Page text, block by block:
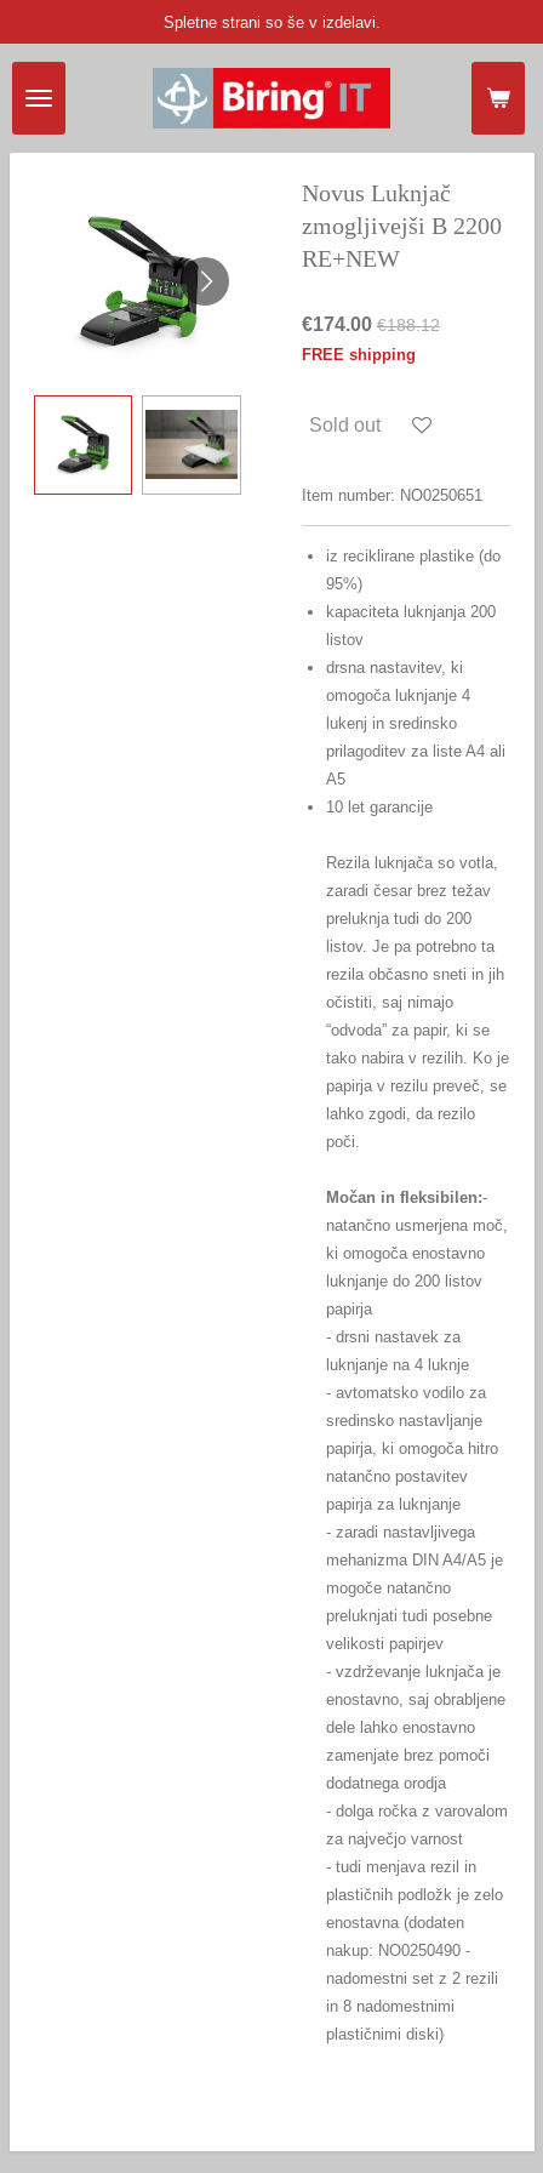
content
Spletne strani so še v izdelavi.
Novus Luknjač
zmogljivejši B 2200
RE+NEW
€174.00 €188.12
FREE shipping
Sold out
Item number: NO0250651
iz reciklirane plastike (do
95%)
kapaciteta luknjanja 200
listov
drsna nastavitev, ki
omogoča luknjanje 4
lukenj in sredinsko
prilagoditev za liste A4 ali
A5
10 let garancije
Rezila luknjača so votla,
zaradi česar brez težav
preluknja tudi do 200
listov. Je pa potrebno ta
rezila občasno sneti in jih
očistiti, saj nimajo
“odvoda” za papir, ki se
tako nabira v rezilih. Ko je
papirja v rezilu preveč, se
lahko zgodi, da rezilo
poči.
Močan in fleksibilen:-
natančno usmerjena moč,
ki omogoča enostavno
luknjanje do 200 listov
papirja
- drsni nastavek za
luknjanje na 4 luknje
- avtomatsko vodilo za
sredinsko nastavljanje
papirja, ki omogoča hitro
natančno postavitev
papirja za luknjanje
- zaradi nastavljivega
mehanizma DIN A4/A5 je
mogoče natančno
preluknjati tudi posebne
velikosti papirjev
- vzdrževanje luknjača je
enostavno, saj obrabljene
dele lahko enostavno
zamenjate brez pomoči
dodatnega orodja
- dolga ročka z varovalom
za največjo varnost
- tudi menjava rezil in
plastičnih podložk je zelo
enostavna (dodaten
nakup: NO0250490 -
nadomestni set z 2 rezili
in 8 nadomestnimi
plastičnimi diski)